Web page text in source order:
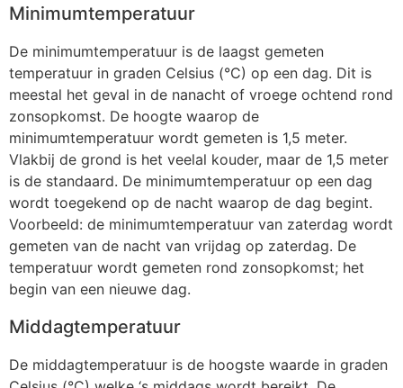
Minimumtemperatuur
De minimumtemperatuur is de laagst gemeten
temperatuur in graden Celsius (°C) op een dag. Dit is
meestal het geval in de nanacht of vroege ochtend rond
zonsopkomst. De hoogte waarop de
minimumtemperatuur wordt gemeten is 1,5 meter.
Vlakbij de grond is het veelal kouder, maar de 1,5 meter
is de standaard. De minimumtemperatuur op een dag
wordt toegekend op de nacht waarop de dag begint.
Voorbeeld: de minimumtemperatuur van zaterdag wordt
gemeten van de nacht van vrijdag op zaterdag. De
temperatuur wordt gemeten rond zonsopkomst; het
begin van een nieuwe dag.
Middagtemperatuur
De middagtemperatuur is de hoogste waarde in graden